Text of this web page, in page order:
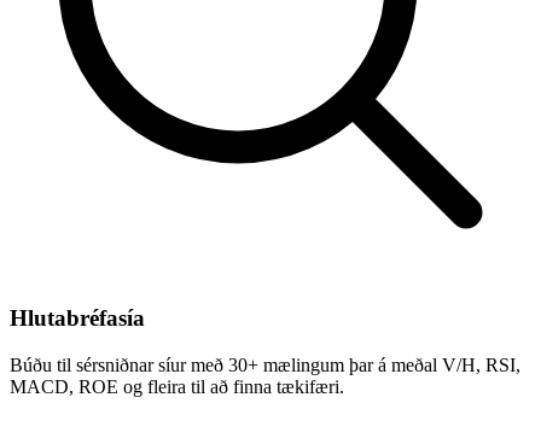
Hlutabréfasía
Búðu til sérsniðnar síur með 30+ mælingum þar á meðal V/H, RSI,
MACD, ROE og fleira til að finna tækifæri.